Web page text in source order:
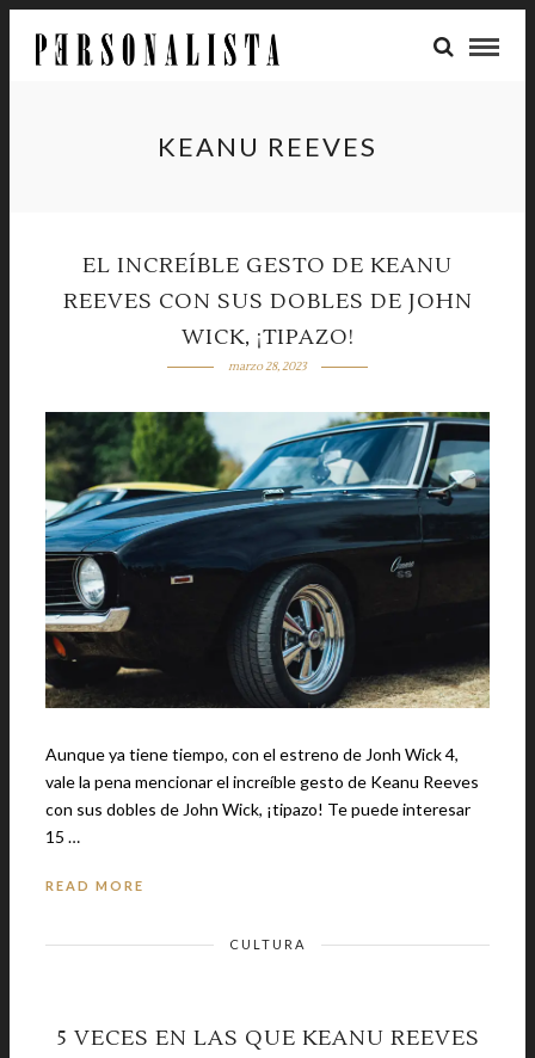
KEANU REEVES
EL INCREÍBLE GESTO DE KEANU
REEVES CON SUS DOBLES DE JOHN
WICK, ¡TIPAZO!
marzo 28, 2023
Aunque ya tiene tiempo, con el estreno de Jonh Wick 4,
vale la pena mencionar el increíble gesto de Keanu Reeves
con sus dobles de John Wick, ¡tipazo! Te puede interesar
15 …
READ MORE
CULTURA
5 VECES EN LAS QUE KEANU REEVES